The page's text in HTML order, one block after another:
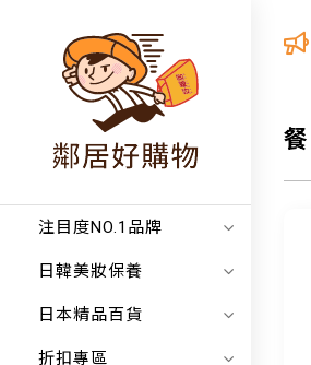
注目度NO.1品牌
日韓美妝保養
日本精品百貨
折扣專區